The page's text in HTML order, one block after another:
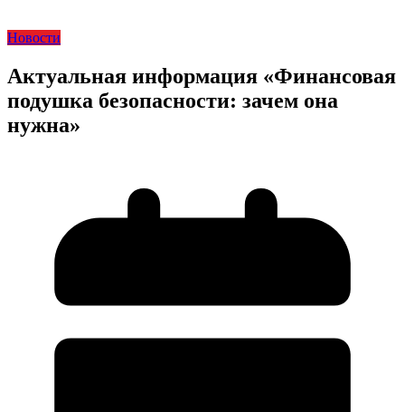
Новости
Актуальная информация «Финансовая
подушка безопасности: зачем она
нужна»